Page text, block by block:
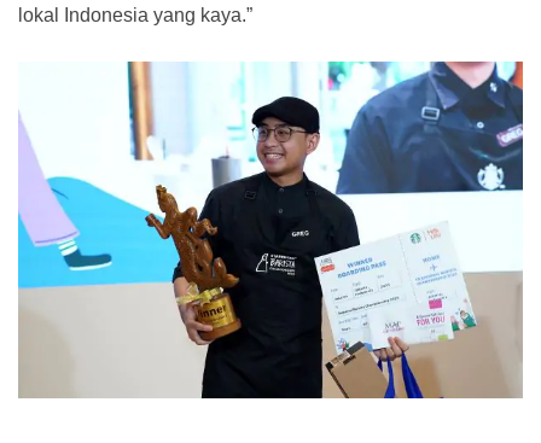
lokal Indonesia yang kaya.”